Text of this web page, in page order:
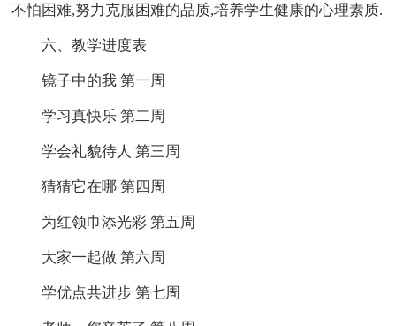
不怕困难,努力克服困难的品质,培养学生健康的心理素质.
六、教学进度表
镜子中的我 第一周
学习真快乐 第二周
学会礼貌待人 第三周
猜猜它在哪 第四周
为红领巾添光彩 第五周
大家一起做 第六周
学优点共进步 第七周